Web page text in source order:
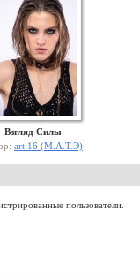
Взгляд Силы
art 16 (М.А.Т.Э)
пользователи.